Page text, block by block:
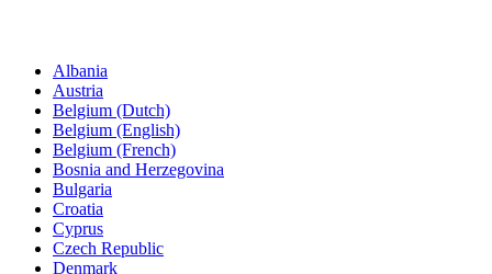
Albania
Austria
Belgium (Dutch)
Belgium (English)
Belgium (French)
Bosnia and Herzegovina
Bulgaria
Croatia
Cyprus
Czech Republic
Denmark